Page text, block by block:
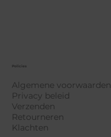
Policies
Algemene voorwaarden
Privacy beleid
Verzenden
Retourneren
Klachten